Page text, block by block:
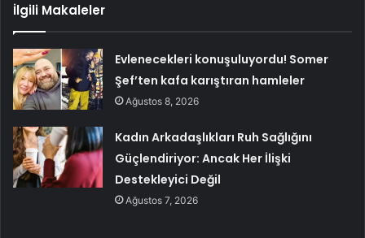
İlgili Makaleler
Evlenecekleri konuşuluyordu! Somer
Şef’ten kafa karıştıran hamleler
Ağustos 8, 2026
Kadın Arkadaşlıkları Ruh Sağlığını
Güçlendiriyor: Ancak Her İlişki
Destekleyici Değil
Ağustos 7, 2026